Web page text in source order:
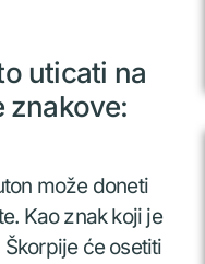
uticati na
znakove:
može doneti
Kao znak koji je
će osetiti